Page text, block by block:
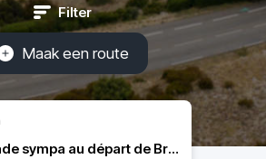
Filter
Maak een route
Petite balade sympa au départ de Bruz